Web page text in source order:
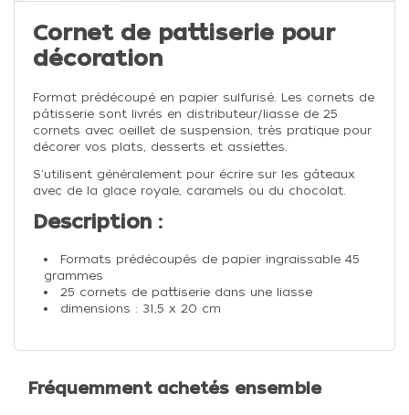
Cornet de pattiserie pour
décoration
Format prédécoupé en papier sulfurisé. Les cornets de
pâtisserie sont livrés en distributeur/liasse de 25
cornets avec oeillet de suspension, très pratique pour
décorer vos plats, desserts et assiettes.
S'utilisent généralement pour écrire sur les gâteaux
avec de la glace royale, caramels ou du chocolat.
Description :
Formats prédécoupés de papier ingraissable 45
grammes
25 cornets de pattiserie dans une liasse
dimensions : 31,5 x 20 cm
Fréquemment achetés ensemble